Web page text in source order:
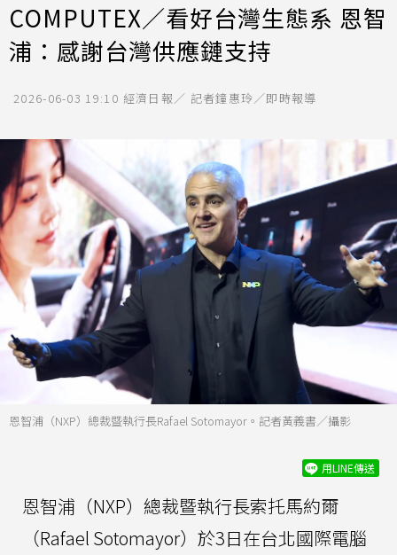
COMPUTEX／看好台灣生態系 恩智
浦：感謝台灣供應鏈支持
2026-06-03 19:10 經濟日報／ 記者鐘惠玲／即時報導
恩智浦（NXP）總裁暨執行長Rafael Sotomayor。記者黃義書／攝影
用LINE傳送
恩智浦（NXP）總裁暨執行長索托馬約爾
（Rafael Sotomayor）於3日在台北國際電腦